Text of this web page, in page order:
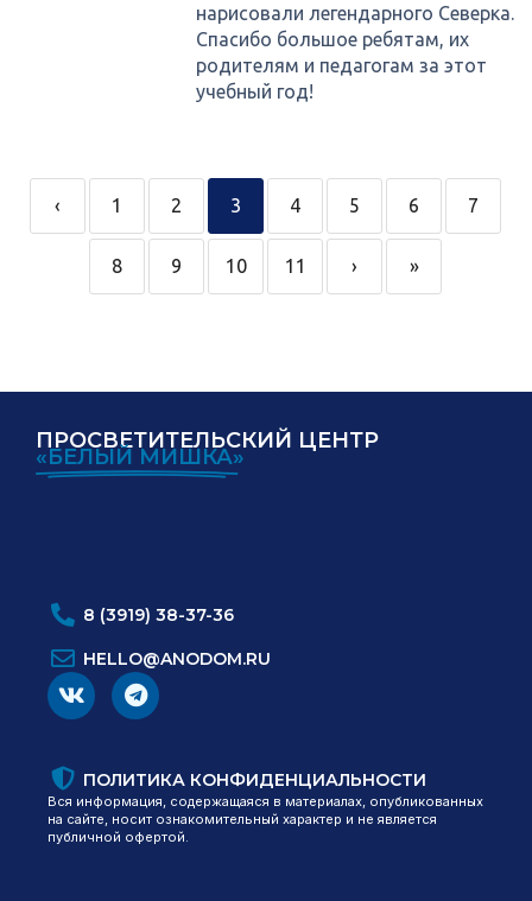
нарисовали легендарного Северка.
Спасибо большое ребятам, их
родителям и педагогам за этот
учебный год!
‹ 1 2 3 4 5 6 7
8 9 10 11 › »
ПРОСВЕТИТЕЛЬСКИЙ ЦЕНТР
«БЕЛЫЙ МИШКА»
8 (3919) 38-37-36
HELLO@ANODOM.RU
ПОЛИТИКА КОНФИДЕНЦИАЛЬНОСТИ
Вся информация, содержащаяся в материалах, опубликованных
на сайте, носит ознакомительный характер и не является
публичной офертой.